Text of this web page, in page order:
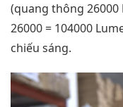
(quang thông 26000
26000 = 104000
chiếu sáng.